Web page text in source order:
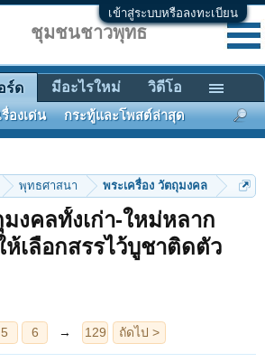
เข้าสู่ระบบหรือลงทะเบียน
พุทธศาสนา พระเครื่อง วัตถุมงคล
มงคลทั้งเก่า-ใหม่หลาก
ห้เลือกสรรไว้บูชาติดตัว
→ 129
ชุมชนชาวพุทธ
ร์ด
รื่องเด่น กระทู้และโพสต์ล่าสุด
มีอะไรใหม่ วิดีโอ